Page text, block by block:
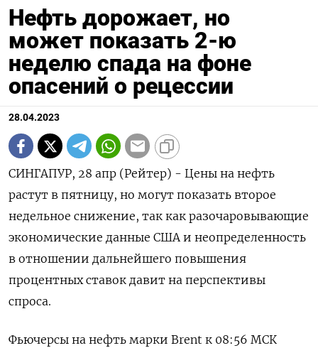
Нефть дорожает, но
может показать 2-ю
неделю спада на фоне
опасений о рецессии
28.04.2023
СИНГАПУР, 28 апр (Рейтер) - Цены на нефть
растут в пятницу, но могут показать второе
недельное снижение, так как разочаровывающие
экономические данные США и неопределенность
в отношении дальнейшего повышения
процентных ставок давит на перспективы
спроса.
Фьючерсы на нефть марки Brent к 08:56 МСК